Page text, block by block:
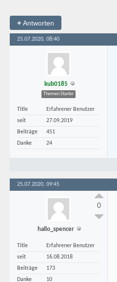
+Antworten
25.07.2020, 08:40
kub0185
Themen Starter
Title
Erfahrener Benutzer
seit
27.09.2019
Beiträge
451
Danke
24
25.07.2020, 09:45
hallo_spencer
Title
Erfahrener Benutzer
seit
16.08.2018
Beiträge
173
Danke
10
0